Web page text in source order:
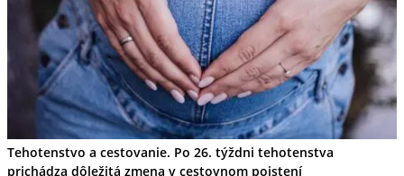
Tehotenstvo a cestovanie. Po 26. týždni tehotenstva
prichádza dôležitá zmena v cestovnom poistení